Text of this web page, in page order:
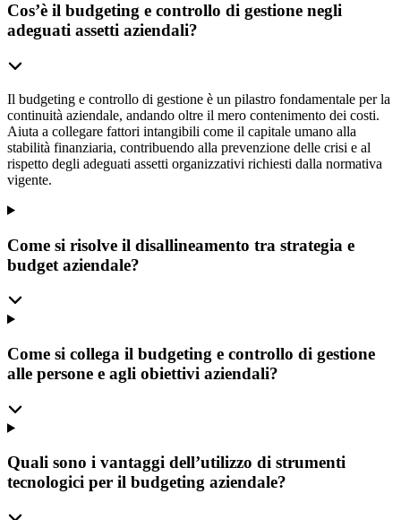
Cos’è il budgeting e controllo di gestione negli
adeguati assetti aziendali?
Il budgeting e controllo di gestione è un pilastro fondamentale per la
continuità aziendale, andando oltre il mero contenimento dei costi.
Aiuta a collegare fattori intangibili come il capitale umano alla
stabilità finanziaria, contribuendo alla prevenzione delle crisi e al
rispetto degli adeguati assetti organizzativi richiesti dalla normativa
vigente.
Come si risolve il disallineamento tra strategia e
budget aziendale?
Come si collega il budgeting e controllo di gestione
alle persone e agli obiettivi aziendali?
Quali sono i vantaggi dell’utilizzo di strumenti
tecnologici per il budgeting aziendale?